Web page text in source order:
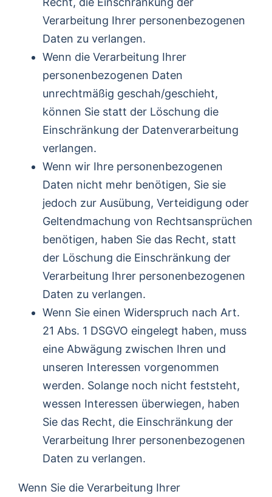
Verarbeitung Ihrer personenbezogenen
Daten zu verlangen.
Wenn die Verarbeitung Ihrer
personenbezogenen Daten
unrechtmäßig geschah/geschieht,
können Sie statt der Löschung die
Einschränkung der Datenverarbeitung
verlangen.
Wenn wir Ihre personenbezogenen
Daten nicht mehr benötigen, Sie sie
jedoch zur Ausübung, Verteidigung oder
Geltendmachung von Rechtsansprüchen
benötigen, haben Sie das Recht, statt
der Löschung die Einschränkung der
Verarbeitung Ihrer personenbezogenen
Daten zu verlangen.
Wenn Sie einen Widerspruch nach Art.
21 Abs. 1 DSGVO eingelegt haben, muss
eine Abwägung zwischen Ihren und
unseren Interessen vorgenommen
werden. Solange noch nicht feststeht,
wessen Interessen überwiegen, haben
Sie das Recht, die Einschränkung der
Verarbeitung Ihrer personenbezogenen
Daten zu verlangen.
Wenn Sie die Verarbeitung Ihrer